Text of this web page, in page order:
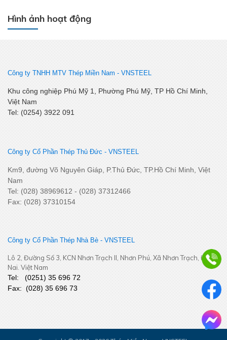
Hình ảnh hoạt động
Công ty TNHH MTV Thép Miền Nam - VNSTEEL
Khu công nghiệp Phú Mỹ 1, Phường Phú Mỹ, TP Hồ Chí Minh,
Việt Nam
Tel: (0254) 3922 091
Công ty Cổ Phần Thép Thủ Đức - VNSTEEL
Km9, đường Võ Nguyên Giáp, P.Thủ Đức, TP.Hồ Chí Minh, Việt
Nam
Tel: (028) 38969612 - (028) 37312466
Fax: (028) 37310154
Công ty Cổ Phần Thép Nhà Bè - VNSTEEL
Lô 2, Đường Số 3, KCN Nhơn Trạch II, Nhơn Phú, Xã Nhơn Trạch, Đồng
Nai. Việt Nam
Tel: (0251) 35 696 72
Fax: (028) 35 696 73